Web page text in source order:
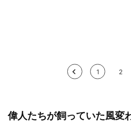
< 1 2
偉人たちが飼っていた風変